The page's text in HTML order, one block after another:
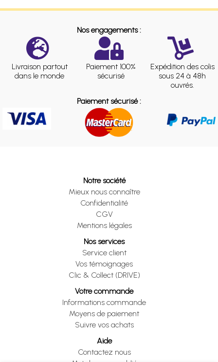
Nos engagements :
Livraison partout
dans le monde
Paiement 100%
sécurisé
Expédition des colis
sous 24 à 48h
ouvrés.
Paiement sécurisé :
Notre société
Mieux nous connaître
Confidentialité
CGV
Mentions légales
Nos services
Service client
Vos témoignages
Clic & Collect (DRIVE)
Votre commande
Informations commande
Moyens de paiement
Suivre vos achats
Aide
Contactez nous